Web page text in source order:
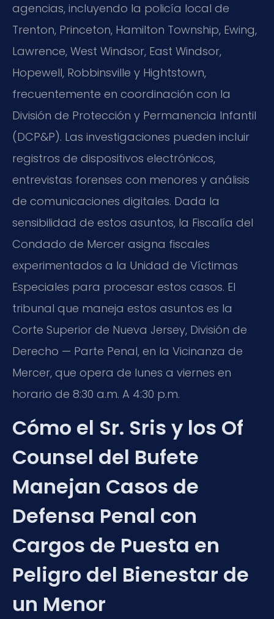
agencias, incluyendo la policía local de
Trenton, Princeton, Hamilton Township, Ewing,
Lawrence, West Windsor, East Windsor,
Hopewell, Robbinsville y Hightstown,
frecuentemente en coordinación con la
División de Protección y Permanencia Infantil
(DCP&P). Las investigaciones pueden incluir
registros de dispositivos electrónicos,
entrevistas forenses con menores y análisis
de comunicaciones digitales. Dada la
sensibilidad de estos asuntos, la Fiscalía del
Condado de Mercer asigna fiscales
experimentados a la Unidad de Víctimas
Especiales para procesar estos casos. El
tribunal que maneja estos asuntos es la
Corte Superior de Nueva Jersey, División de
Derecho — Parte Penal, en la Vicinanza de
Mercer, que opera de lunes a viernes en
horario de 8:30 a.m. A 4:30 p.m.
Cómo el Sr. Sris y los Of
Counsel del Bufete
Manejan Casos de
Defensa Penal con
Cargos de Puesta en
Peligro del Bienestar de
un Menor